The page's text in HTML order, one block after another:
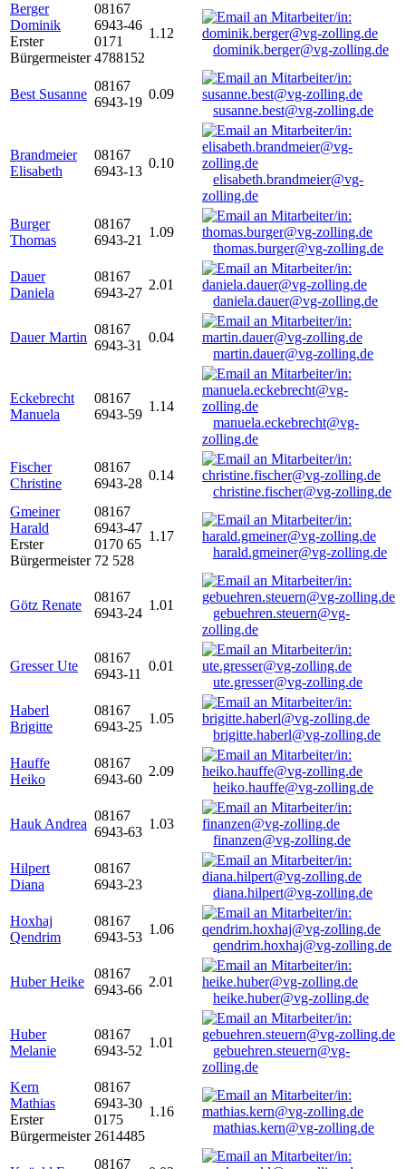
Berger
Dominik
Erster
Bürgermeister
08167
6943-46
0171
4788152
1.12
dominik.berger@vg-zolling.de
Best Susanne
08167
6943-19
0.09
susanne.best@vg-zolling.de
Brandmeier
Elisabeth
08167
6943-13
0.10
elisabeth.brandmeier@vg-
zolling.de
Burger
Thomas
08167
6943-21
1.09
thomas.burger@vg-zolling.de
Dauer
Daniela
08167
6943-27
2.01
daniela.dauer@vg-zolling.de
Dauer Martin
08167
6943-31
0.04
martin.dauer@vg-zolling.de
Eckebrecht
Manuela
08167
6943-59
1.14
manuela.eckebrecht@vg-
zolling.de
Fischer
Christine
08167
6943-28
0.14
christine.fischer@vg-zolling.de
Gmeiner
Harald
Erster
Bürgermeister
08167
6943-47
0170 65
72 528
1.17
harald.gmeiner@vg-zolling.de
Götz Renate
08167
6943-24
1.01
gebuehren.steuern@vg-
zolling.de
Gresser Ute
08167
6943-11
0.01
ute.gresser@vg-zolling.de
Haberl
Brigitte
08167
6943-25
1.05
brigitte.haberl@vg-zolling.de
Hauffe
Heiko
08167
6943-60
2.09
heiko.hauffe@vg-zolling.de
Hauk Andrea
08167
6943-63
1.03
finanzen@vg-zolling.de
Hilpert
Diana
08167
6943-23
diana.hilpert@vg-zolling.de
Hoxhaj
Qendrim
08167
6943-53
1.06
qendrim.hoxhaj@vg-zolling.de
Huber Heike
08167
6943-66
2.01
heike.huber@vg-zolling.de
Huber
Melanie
08167
6943-52
1.01
gebuehren.steuern@vg-
zolling.de
Kern
Mathias
Erster
Bürgermeister
08167
6943-30
0175
2614485
1.16
mathias.kern@vg-zolling.de
08167